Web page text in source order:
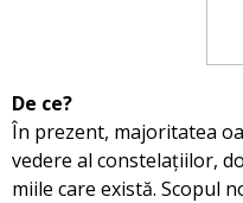
De ce?
În prezent, majoritatea
vedere al constelațiilor,
miile care există. Scopul